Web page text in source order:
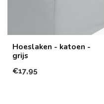
Hoeslaken - katoen -
grijs
€17,95